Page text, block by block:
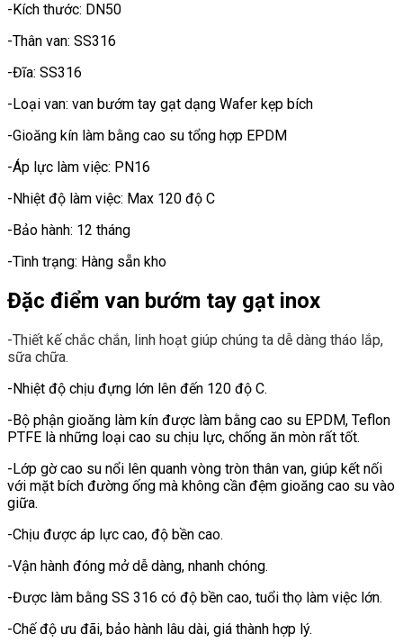
-Kích thước: DN50
-Thân van: SS316
-Đĩa: SS316
-Loại van: van bướm tay gạt dạng Wafer kẹp bích
-Gioăng kín làm bằng cao su tổng hợp EPDM
-Áp lực làm việc: PN16
-Nhiệt độ làm việc: Max 120 độ C
-Bảo hành: 12 tháng
-Tình trạng: Hàng sẵn kho
Đặc điểm van bướm tay gạt inox
-Thiết kế chắc chắn, linh hoạt giúp chúng ta dễ dàng tháo lắp,
sữa chữa.
-Nhiệt độ chịu đựng lớn lên đến 120 độ C.
-Bộ phận gioăng làm kín được làm bằng cao su EPDM, Teflon
PTFE là những loại cao su chịu lực, chống ăn mòn rất tốt.
-Lớp gờ cao su nổi lên quanh vòng tròn thân van, giúp kết nối
với mặt bích đường ống mà không cần đệm gioăng cao su vào
giữa.
-Chịu được áp lực cao, độ bền cao.
-Vận hành đóng mở dễ dàng, nhanh chóng.
-Được làm bằng SS 316 có độ bền cao, tuổi thọ làm việc lớn.
-Chế độ ưu đãi, bảo hành lâu dài, giá thành hợp lý.